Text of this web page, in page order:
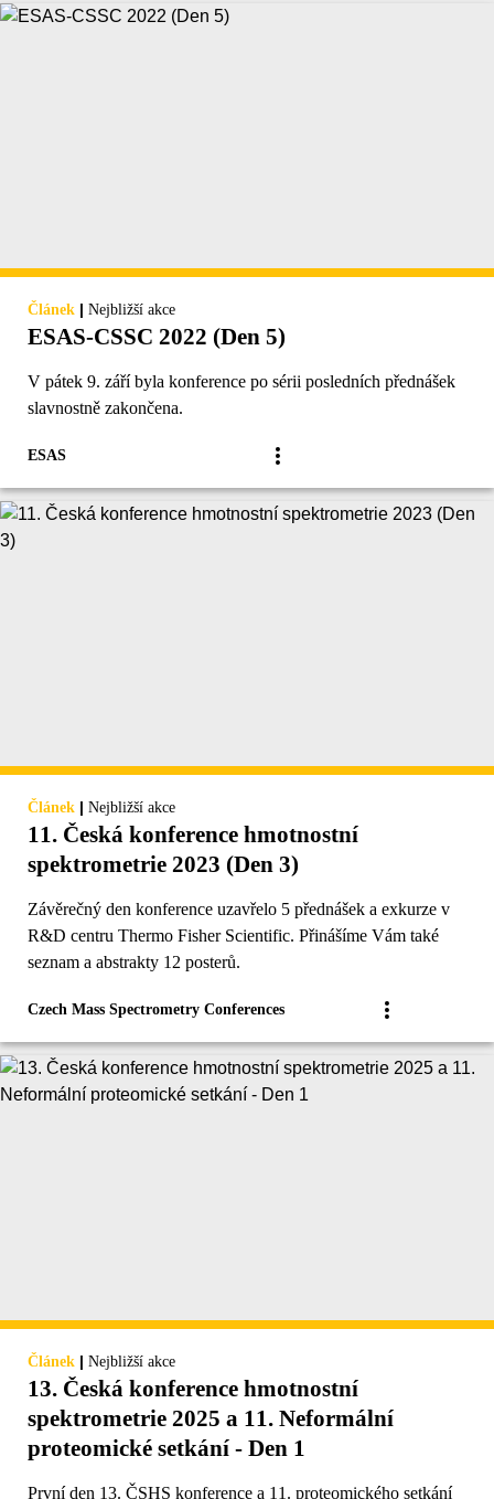
Článek | Nejbližší akce
ESAS-CSSC 2022 (Den 5)
V pátek 9. září byla konference po sérii posledních přednášek
slavnostně zakončena.
ESAS
Článek | Nejbližší akce
11. Česká konference hmotnostní
spektrometrie 2023 (Den 3)
Závěrečný den konference uzavřelo 5 přednášek a exkurze v
R&D centru Thermo Fisher Scientific. Přinášíme Vám také
seznam a abstrakty 12 posterů.
Czech Mass Spectrometry Conferences
Článek | Nejbližší akce
13. Česká konference hmotnostní
spektrometrie 2025 a 11. Neformální
proteomické setkání - Den 1
První den 13. ČSHS konference a 11. proteomického setkání